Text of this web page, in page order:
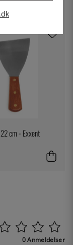
cm - Exxent
0 Anmeldelser